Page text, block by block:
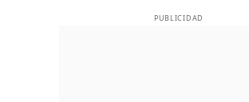
PUBLICIDAD